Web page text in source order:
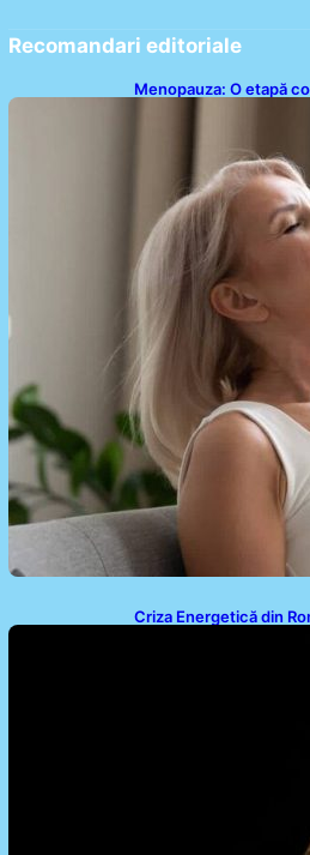
Recomandari editoriale
Menopauza: O etapă
Criza Energetică din